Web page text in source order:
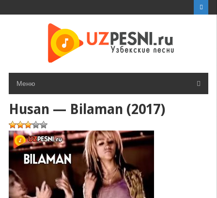
Меню
Husan — Bilaman (2017)